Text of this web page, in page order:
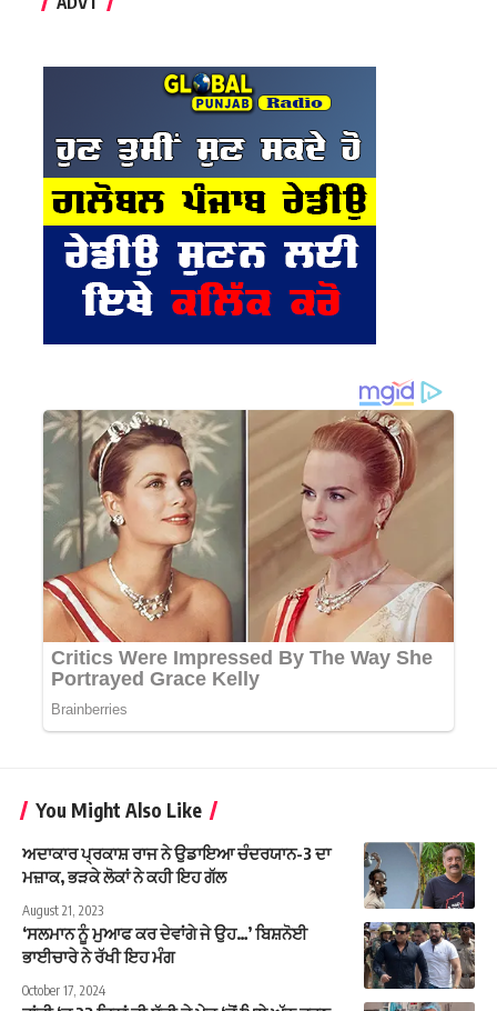
You Might Also Like
ਅਦਾਕਾਰ ਪ੍ਰਕਾਸ਼ ਰਾਜ ਨੇ ਉਡਾਇਆ ਚੰਦਰਯਾਨ-3 ਦਾ
ਮਜ਼ਾਕ, ਭੜਕੇ ਲੋਕਾਂ ਨੇ ਕਹੀ ਇਹ ਗੱਲ
August 21, 2023
‘ਸਲਮਾਨ ਨੂੰ ਮੁਆਫ ਕਰ ਦੇਵਾਂਗੇ ਜੇ ਉਹ…’ ਬਿਸ਼ਨੋਈ
ਭਾਈਚਾਰੇ ਨੇ ਰੱਖੀ ਇਹ ਮੰਗ
October 17, 2024